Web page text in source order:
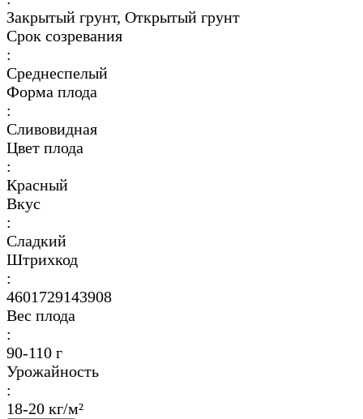
Закрытый грунт, Открытый грунт
Срок созревания
:
Среднеспелый
Форма плода
:
Сливовидная
Цвет плода
:
Красный
Вкус
:
Сладкий
Штрихкод
:
4601729143908
Вес плода
:
90-110 г
Урожайность
:
18-20 кг/м²